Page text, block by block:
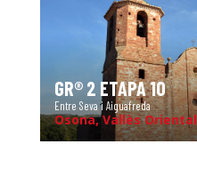
GR® 2 ETAPA 10
Entre Seva i Aiguafreda
Osona, Vallès Oriental